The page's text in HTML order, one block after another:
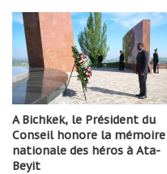
A Bichkek, le Président du
Conseil honore la mémoire
nationale des héros à Ata-
Beyit